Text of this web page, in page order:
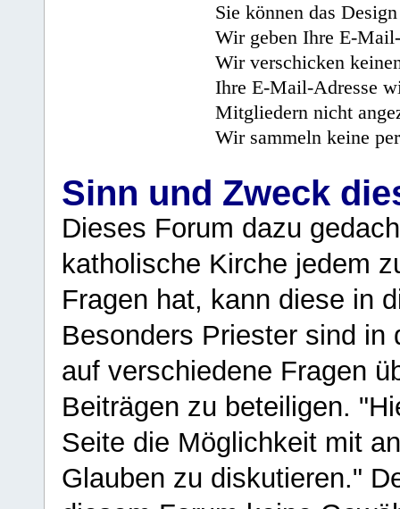
Sie können das
Wir geben Ihre E-
Wir verschicken
Ihre E-Mail-Adresse
Mitgliedern nicht
Wir sammeln keine
Sinn und Zweck
Dieses Forum dazu
katholische Kirche jedem
Fragen hat, kann diese in
Besonders Priester sind in
auf verschiedene Fragen
Beiträgen zu beteiligen.
Seite die Möglichkeit mit
Glauben zu diskutieren."